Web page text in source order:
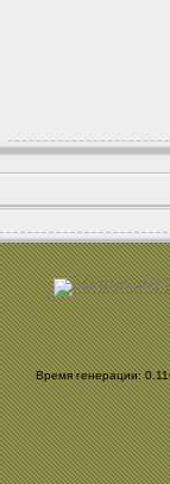
Время генерации: